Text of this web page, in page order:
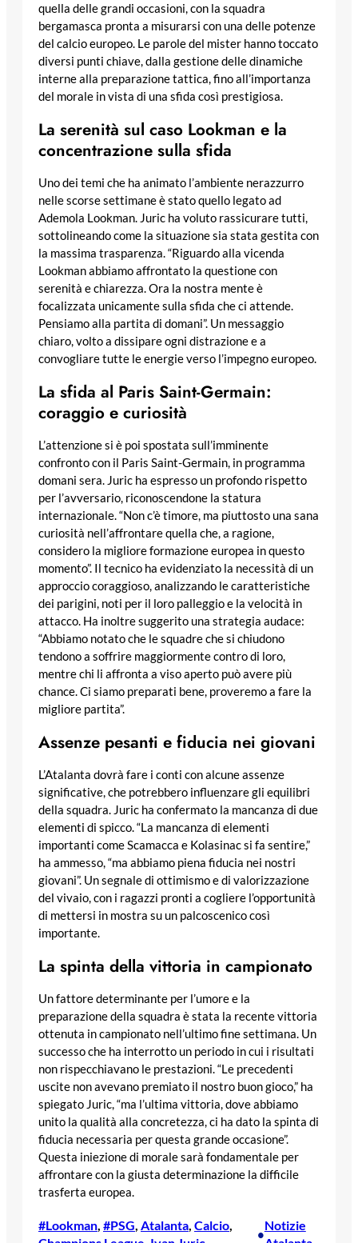
quella delle grandi occasioni, con la squadra
bergamasca pronta a misurarsi con una delle potenze
del calcio europeo. Le parole del mister hanno toccato
diversi punti chiave, dalla gestione delle dinamiche
interne alla preparazione tattica, fino all’importanza
del morale in vista di una sfida così prestigiosa.
La serenità sul caso Lookman e la
concentrazione sulla sfida
Uno dei temi che ha animato l’ambiente nerazzurro
nelle scorse settimane è stato quello legato ad
Ademola Lookman. Juric ha voluto rassicurare tutti,
sottolineando come la situazione sia stata gestita con
la massima trasparenza. “Riguardo alla vicenda
Lookman abbiamo affrontato la questione con
serenità e chiarezza. Ora la nostra mente è
focalizzata unicamente sulla sfida che ci attende.
Pensiamo alla partita di domani”. Un messaggio
chiaro, volto a dissipare ogni distrazione e a
convogliare tutte le energie verso l’impegno europeo.
La sfida al Paris Saint-Germain:
coraggio e curiosità
L’attenzione si è poi spostata sull’imminente
confronto con il Paris Saint-Germain, in programma
domani sera. Juric ha espresso un profondo rispetto
per l’avversario, riconoscendone la statura
internazionale. “Non c’è timore, ma piuttosto una sana
curiosità nell’affrontare quella che, a ragione,
considero la migliore formazione europea in questo
momento”. Il tecnico ha evidenziato la necessità di un
approccio coraggioso, analizzando le caratteristiche
dei parigini, noti per il loro palleggio e la velocità in
attacco. Ha inoltre suggerito una strategia audace:
“Abbiamo notato che le squadre che si chiudono
tendono a soffrire maggiormente contro di loro,
mentre chi li affronta a viso aperto può avere più
chance. Ci siamo preparati bene, proveremo a fare la
migliore partita”.
Assenze pesanti e fiducia nei giovani
L’Atalanta dovrà fare i conti con alcune assenze
significative, che potrebbero influenzare gli equilibri
della squadra. Juric ha confermato la mancanza di due
elementi di spicco. “La mancanza di elementi
importanti come Scamacca e Kolasinac si fa sentire,”
ha ammesso, “ma abbiamo piena fiducia nei nostri
giovani”. Un segnale di ottimismo e di valorizzazione
del vivaio, con i ragazzi pronti a cogliere l’opportunità
di mettersi in mostra su un palcoscenico così
importante.
La spinta della vittoria in campionato
Un fattore determinante per l’umore e la
preparazione della squadra è stata la recente vittoria
ottenuta in campionato nell’ultimo fine settimana. Un
successo che ha interrotto un periodo in cui i risultati
non rispecchiavano le prestazioni. “Le precedenti
uscite non avevano premiato il nostro buon gioco,” ha
spiegato Juric, “ma l’ultima vittoria, dove abbiamo
unito la qualità alla concretezza, ci ha dato la spinta di
fiducia necessaria per questa grande occasione”.
Questa iniezione di morale sarà fondamentale per
affrontare con la giusta determinazione la difficile
trasferta europea.
#Lookman #PSG Atalanta Calcio
•
Notizie